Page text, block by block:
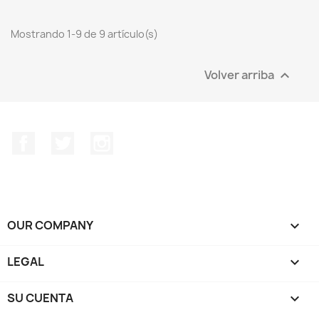
Mostrando 1-9 de 9 artículo(s)
Volver arriba 
OUR COMPANY 
LEGAL 
SU CUENTA 